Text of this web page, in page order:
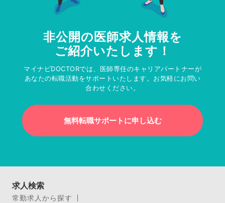
非公開の医師求人情報を
ご紹介いたします！
マイナビDOCTORでは、医師専任のキャリアパートナーが
あなたの転職活動をサポートいたします。お気軽にお問い
合わせください。
無料転職サポートに申し込む
求人検索
常勤求人から探す